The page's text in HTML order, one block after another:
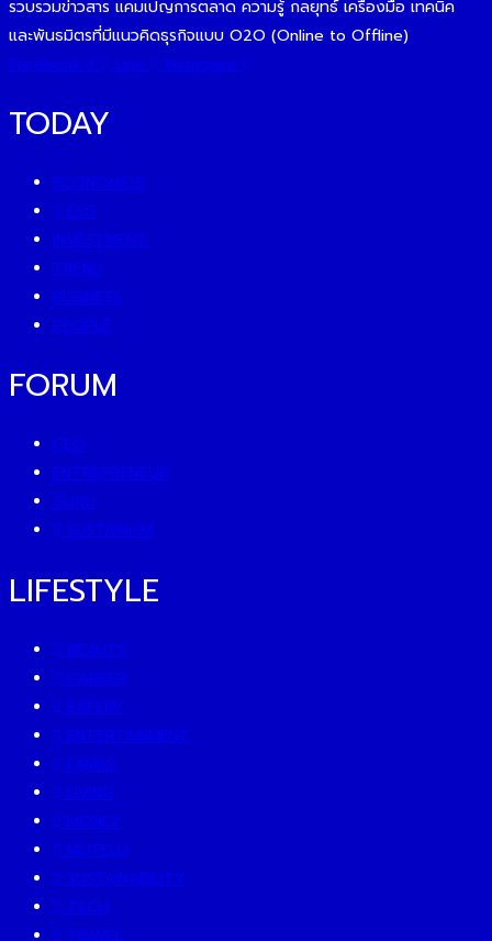
รวบรวมข่าวสาร แคมเปญการตลาด ความรู้ กลยุทธ์ เครื่องมือ เทคนิค
และพันธมิตรที่มีแนวคิดธุรกิจแบบ O2O (Online to Offline)
Facebook-f
Line Instagram
TODAY
ECONOMICS
ESG
INVESTMENT
TREND
BUSINESS
PEOPLE
FORUM
CEO
ENTREPRENEUR
GURU
SUSTAINISM
LIFESTYLE
BEAUTY
CAREER
EATERY
ENTERTAINMENT
FAMILY
LIVING
MONEY
MUTELU
SUSTAINABILITY
TECH
TRAVEL